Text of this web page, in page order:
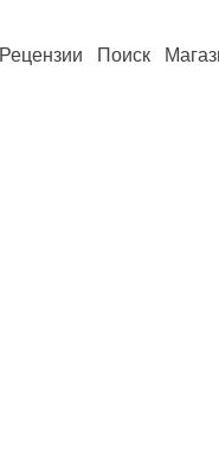
Рецензии Поиск